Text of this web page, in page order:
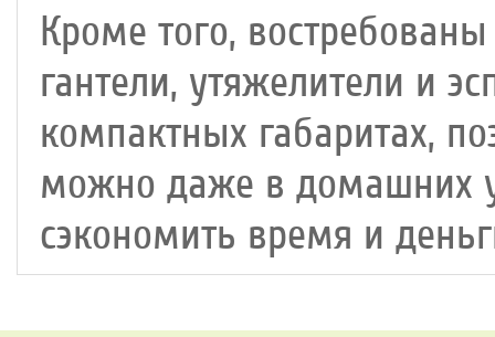
Кроме того,
гантели, утяжелители и
компактных габаритах,
можно даже в домашних
сэкономить время и